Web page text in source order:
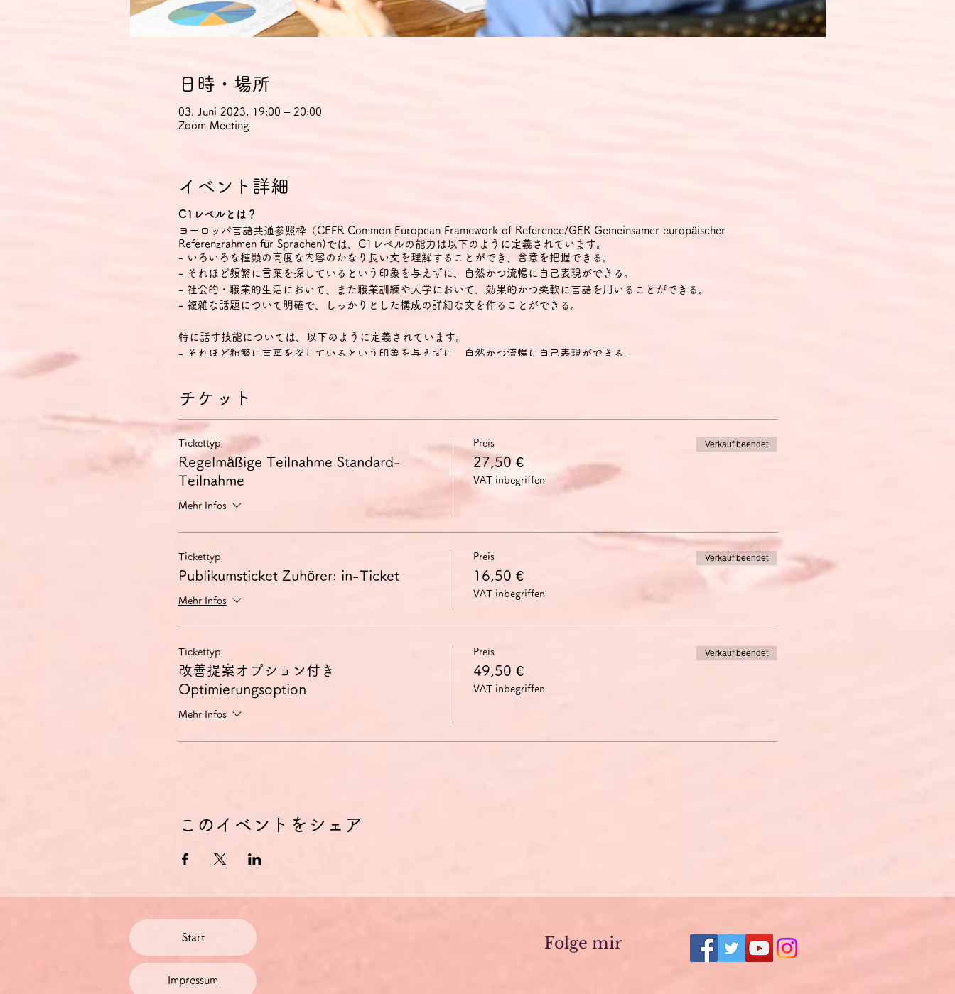
日時・場所
03. Juni 2023, 19:00 – 20:00
Zoom Meeting
イベント詳細
C1レベルとは？
ヨーロッパ言語共通参照枠（CEFR Common European Framework of Reference/GER Gemeinsamer europäischer
Referenzrahmen für Sprachen)では、C1レベルの能力は以下のように定義されています。
- いろいろな種類の高度な内容のかなり長い文を理解することができ、含意を把握できる。
- それほど頻繁に言葉を探しているという印象を与えずに、自然かつ流暢に自己表現ができる。
- 社会的・職業的生活において、また職業訓練や大学において、効果的かつ柔軟に言語を用いることができる。
- 複雑な話題について明確で、しっかりとした構成の詳細な文を作ることができる。
特に話す技能については、以下のように定義されています。
- それほど頻繁に言葉を探しているという印象を与えずに、自然かつ流暢に自己表現ができる。
- 複雑な事態を詳しく説明し、議題点を互いに関連付け、特定の観点を特に取り上げて自分の発言を適切に完成させることが
討論会のコンセプト
C1討論会は、このC1の能力の獲得を目指している方に、特に筋道を立てて話す練習の場を提供するものです。
少人数のグループで、教師は司会役に専念することで、参加者全員が十分な発言の機会を得られるようにします。
事前に配布する資料について、その中のドイツ語表現に関する疑問点を話し合い、資料内容の論点整理をした上で、その内容
に関する賛否の意見を各自1～2分のスピーチとして述べます。その後、スピーチ内容に関する質疑応答や自由なディスカッシ
扱うテーマのご希望がございましたら、お申し込みの際にコメント欄にご記入ください。可能な限り考慮します。
使用言語はドイツ語のみとしますが、どうしてもドイツ語で表現できないことがあったり、意思の疎通が図れない場合は日本
語を使用することも可能です（時間節約が目的です）。
討論会は録画されます。動画はイベント終了後2週間、参加者の方に閲覧可能です。
改善提案オプションをご利用になると、この動画を基にドイツ語表現（発音・イントネーションも含む）改善点のご提案をメ
料金について
チケット料金には、チケット手数料およびドイツの付加価値税19％が含まれています。
ドイツに拠点を置く当社では、クレジットカード決済の受付がシステムの制約上、ユーロでしかできないため、価格をユーロ
で設定しております。
ご利用になっているクレジットカード会社がお客様の口座から引き落としする時点での円・ユーロ為替レートによって円での
チケット
Tickettyp
Regelmäßige Teilnahme Standard-
Teilnahme
Mehr Infos
Preis
27,50 €
VAT inbegriffen
Verkauf beendet
Tickettyp
Publikumsticket Zuhörer: in-Ticket
Mehr Infos
Preis
16,50 €
VAT inbegriffen
Verkauf beendet
Tickettyp
改善提案オプション付き
Optimierungsoption
Mehr Infos
Preis
49,50 €
VAT inbegriffen
Verkauf beendet
このイベントをシェア
Start
Impressum
Folge mir